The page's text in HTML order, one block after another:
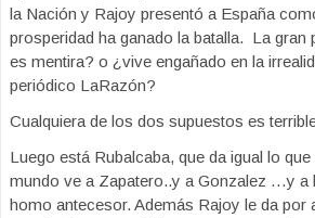
la Nación y Rajoy presentó a España
prosperidad ha ganado la batalla. La gran
es mentira? o ¿vive engañado en la
periódico LaRazón?
Cualquiera de los dos supuestos es
Luego está Rubalcaba, que da igual lo
mundo ve a Zapatero..y a Gonzalez …y
homo antecesor. Además Rajoy le da por